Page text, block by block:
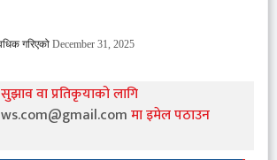
गरिएको December 31, 2025
वा प्रतिकृयाको लागि
मा इमेल पठाउन